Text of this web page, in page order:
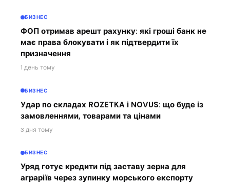
БИЗНЕС
ФОП отримав арешт рахунку: які гроші банк не
має права блокувати і як підтвердити їх
призначення
1 день тому
БИЗНЕС
Удар по складах ROZETKA і NOVUS: що буде із
замовленнями, товарами та цінами
3 дня тому
БИЗНЕС
Уряд готує кредити під заставу зерна для
аграріїв через зупинку морського експорту